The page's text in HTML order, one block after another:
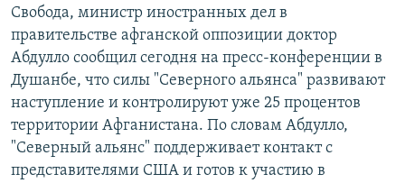
Свобода, министр иностранных дел в
правительстве афганской оппозиции доктор
Абдулло сообщил сегодня на пресс-конференции в
Душанбе, что силы "Северного альянса" развивают
наступление и контролируют уже 25 процентов
территории Афганистана. По словам Абдулло,
"Северный альянс" поддерживает контакт с
представителями США и готов к участию в